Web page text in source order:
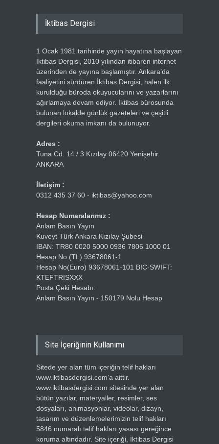
İktibas Dergisi
1 Ocak 1981 tarihinde yayın hayatına başlayan
İktibas Dergisi, 2010 yılından itibaren internet
üzerinden de yayına başlamıştır. Ankara’da
faaliyetini sürdüren İktibas Dergisi, halen ilk
kurulduğu büroda okuyucularını ve yazarlarını
ağırlamaya devam ediyor. İktibas bürosunda
bulunan lokalde günlük gazeteleri ve çeşitli
dergileri okuma imkanı da bulunuyor.
Adres :
Tuna Cd. 14 / 3 Kızılay 06420 Yenişehir
ANKARA
İletişim :
0312 435 37 60 - iktibas@yahoo.com
Hesap Numaralarımız :
Anlam Basın Yayın
Kuveyt Türk Ankara Kızılay Şubesi
IBAN: TR80 0020 5000 0936 7806 1000 01
Hesap No (TL) 93678061-1
Hesap No(Euro) 93678061-101 BIC-SWIFT:
KTEFTRISXXX
Posta Çeki Hesabı:
Anlam Basın Yayın - 150179 Nolu Hesap
Site İçeriğinin Kullanımı
Sitede yer alan tüm içeriğin telif hakları
www.iktibasdergisi.com’a aittir.
www.iktibasdergisi.com sitesinde yer alan
bütün yazılar, materyaller, resimler, ses
dosyaları, animasyonlar, videolar, dizayn,
tasarım ve düzenlemelerimizin telif hakları
5846 numaralı telif hakları yasası gereğince
koruma altındadır. Site içeriği, İktibas Dergisi